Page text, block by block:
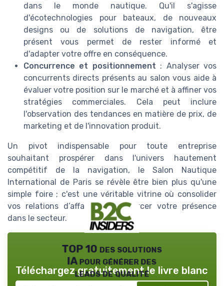
dans le monde nautique. Qu'il s'agisse
d'écotechnologies pour bateaux, de nouveaux
designs ou de solutions de navigation, être
présent vous permet de rester informé et
d'adapter votre offre en conséquence.
Concurrence et positionnement : Analyser vos
concurrents directs présents au salon vous aide à
évaluer votre position sur le marché et à affiner vos
stratégies commerciales. Cela peut inclure
l'observation des tendances en matière de prix, de
marketing et de l'innovation produit.
Un pivot indispensable pour toute entreprise
souhaitant prospérer dans l'univers hautement
compétitif de la navigation, le Salon Nautique
International de Paris se révèle être bien plus qu'une
simple foire ; c'est une véritable vitrine où consolider
vos relations d’affaires et renforcer votre présence
dans le secteur.
TOP 10 des solutions
IA pour générer des
leads de qualité
Téléchargez gratuitement le livre blanc